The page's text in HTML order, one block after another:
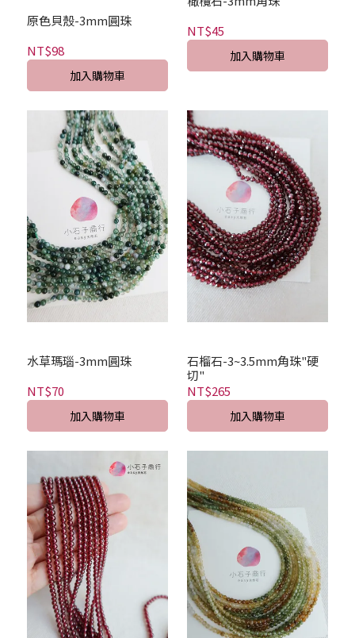
原色貝殼-3mm圓珠
NT$98
加入購物車
NT$45
加入購物車
水草瑪瑙-3mm圓珠
NT$70
加入購物車
石榴石-3~3.5mm角珠"硬
切"
NT$265
加入購物車